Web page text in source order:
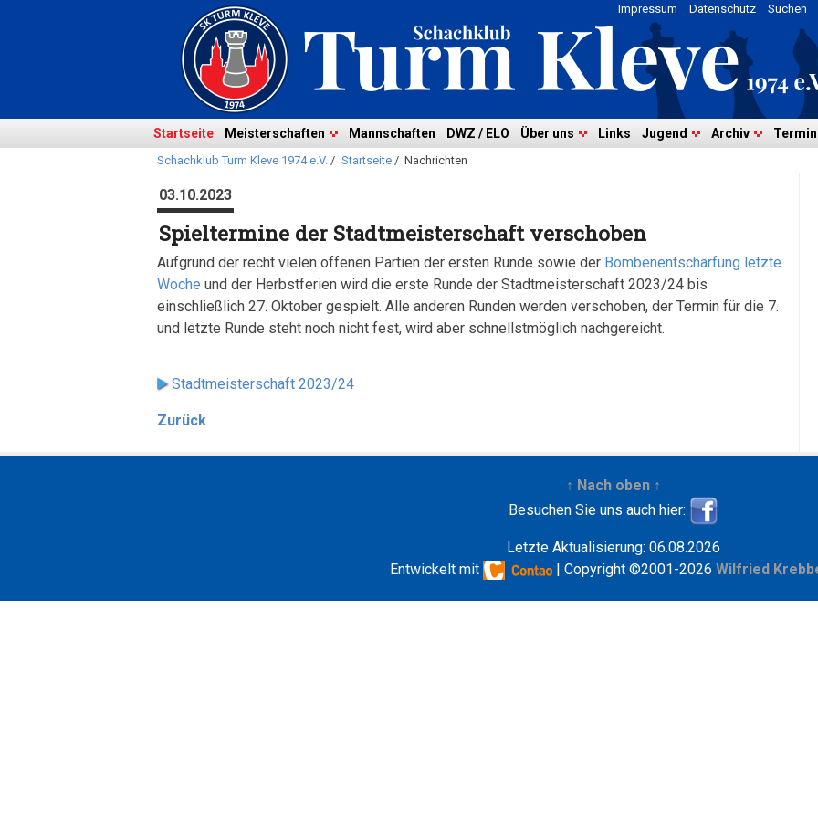
überspringen
Suchen
Datenschutz
Impressum
Startseite Meisterschaften Mannschaften DWZ / ELO Über uns Links Jugend Archiv
Schachklub Turm Kleve 1974 e.V. / Startseite/ Nachrichten
03.10.2023
Spieltermine der Stadtmeisterschaft verschoben
Aufgrund der recht vielen offenen Partien der ersten Runde sowie der Bombenentschärfung letzte
Woche und der Herbstferien wird die erste Runde der Stadtmeisterschaft 2023/24 bis
einschließlich 27. Oktober gespielt. Alle anderen Runden werden verschoben, der Termin für die 7.
und letzte Runde steht noch nicht fest, wird aber schnellstmöglich nachgereicht.
Stadtmeisterschaft 2023/24
Zurück
↑ Nach oben ↑
Besuchen Sie uns auch hier:
Letzte Aktualisierung: 06.08.2026
Entwickelt mit
| Copyright ©2001-2026 Wilfried